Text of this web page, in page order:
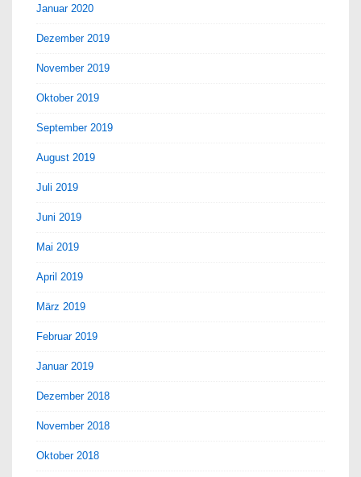
Januar 2020
Dezember 2019
November 2019
Oktober 2019
September 2019
August 2019
Juli 2019
Juni 2019
Mai 2019
April 2019
März 2019
Februar 2019
Januar 2019
Dezember 2018
November 2018
Oktober 2018